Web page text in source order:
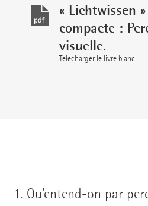
« Lichtwissen
compacte :
visuelle.
Télécharger le livre blanc
1. Qu’entend-on par